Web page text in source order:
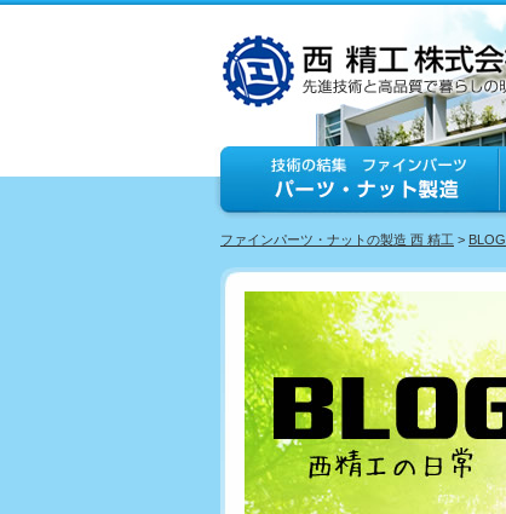
ファインパーツ・ナットの製造 西 精工 > BLOG